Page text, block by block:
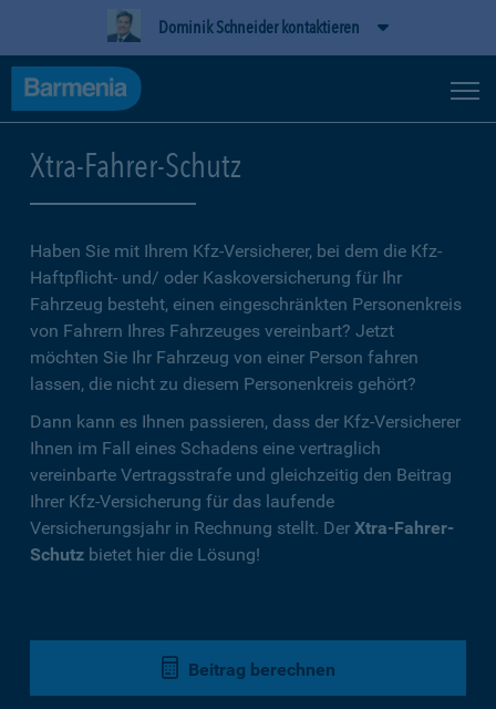
Dominik Schneider kontaktieren
Xtra-Fahrer-Schutz
Haben Sie mit Ihrem Kfz-Versicherer, bei dem die Kfz-
Haftpflicht- und/ oder Kaskoversicherung für Ihr
Fahrzeug besteht, einen eingeschränkten Personenkreis
von Fahrern Ihres Fahrzeuges vereinbart? Jetzt
möchten Sie Ihr Fahrzeug von einer Person fahren
lassen, die nicht zu diesem Personenkreis gehört?
Dann kann es Ihnen passieren, dass der Kfz-Versicherer
Ihnen im Fall eines Schadens eine vertraglich
vereinbarte Vertragsstrafe und gleichzeitig den Beitrag
Ihrer Kfz-Versicherung für das laufende
Versicherungsjahr in Rechnung stellt. Der Xtra-Fahrer-
Schutz bietet hier die Lösung!
Beitrag berechnen